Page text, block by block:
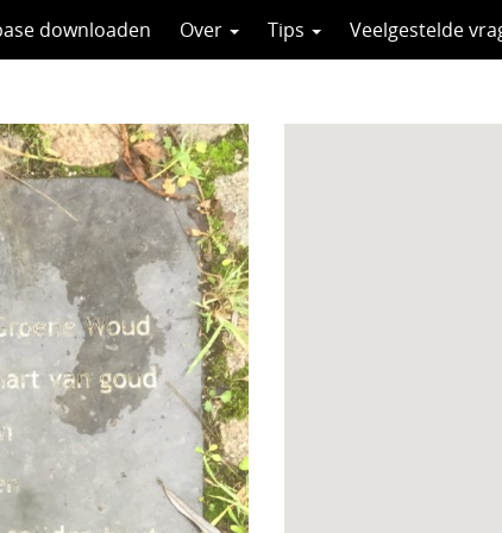
downloaden Over Tips Veelgestelde